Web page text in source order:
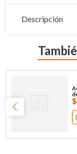
Descripción
$